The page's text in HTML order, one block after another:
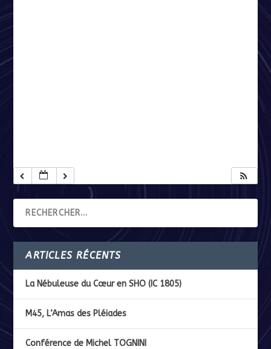
ARTICLES RÉCENTS
La Nébuleuse du Cœur en SHO (IC 1805)
M45, L’Amas des Pléiades
Conférence de Michel TOGNINI